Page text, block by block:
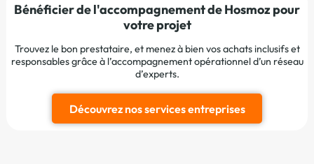
Bénéficier de l'accompagnement de Hosmoz pour
votre projet
Trouvez le bon prestataire, et menez à bien vos achats inclusifs et
responsables grâce à l’accompagnement opérationnel d’un réseau
d’experts.
Découvrez nos services entreprises